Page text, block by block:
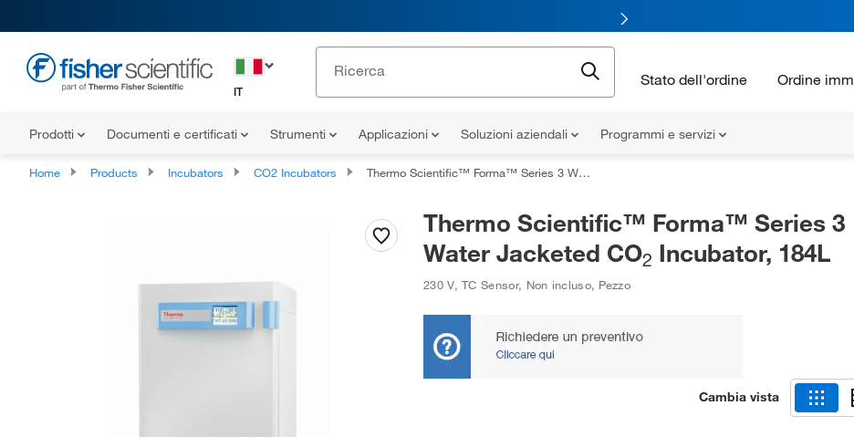
IT
Stato dell'ordine Ordine
Prodotti Documenti e certificati Strumenti Applicazioni Soluzioni aziendali Programmi e servizi
Home Products Incubators CO2 Incubators Thermo Scientific™ Forma™ Series 3 Water Jacketed CO
Thermo Scientific™ Forma™ Series 3
Water Jacketed CO2 Incubator, 184L
230 V,TC Sensor, Non incluso, Pezzo
Cambia vista